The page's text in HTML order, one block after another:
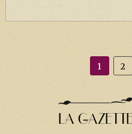
1 2
LA